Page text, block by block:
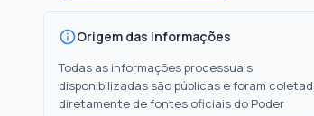
Origem das informações
Todas as informações processuais
disponibilizadas são públicas e foram
diretamente de fontes oficiais do Poder